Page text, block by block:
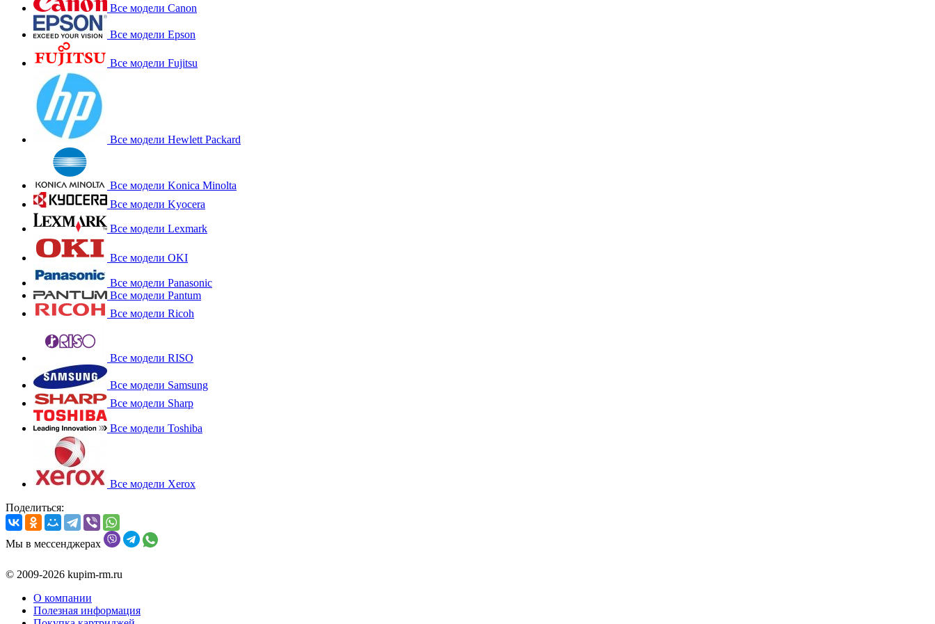
Все модели Canon
Все модели Epson
Все модели Fujitsu
Все модели Hewlett Packard
Все модели Konica Minolta
Все модели Kyocera
Все модели Lexmark
Все модели OKI
Все модели Panasonic
Все модели Pantum
Все модели Ricoh
Все модели RISO
Все модели Samsung
Все модели Sharp
Все модели Toshiba
Все модели Xerox
Поделиться:
Мы в мессенджерах
© 2009-2026 kupim-rm.ru
О компании
Полезная информация